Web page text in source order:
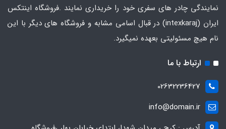
نمایندگی چادر های سفری خود را خریداری نمایند .فروشگاه اینتکس
ایران
(intexkaraj) در قبال اسامی مشابه و فروشگاه های دیگر با این
نام هیچ مسئولیتی بعهده نمیگیرد.
ارتباط با ما
02632236427
info@domain.ir